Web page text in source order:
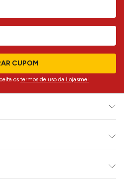
CUPOM
os termos de uso da Lojasmel